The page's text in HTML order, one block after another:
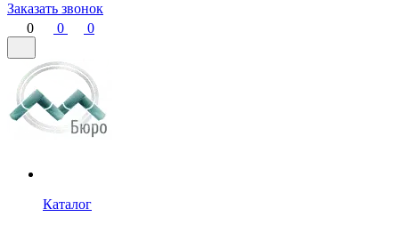
Заказать звонок
0
0 0
Каталог